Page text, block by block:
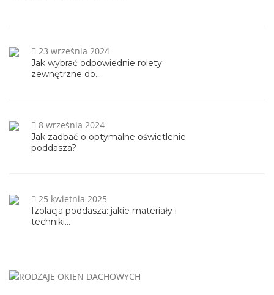
Jak wybrać odpowiednie rolety
zewnętrzne do...
23 września 2024
Jak zadbać o optymalne oświetlenie
poddasza?
8 września 2024
Izolacja poddasza: jakie materiały i
techniki...
25 kwietnia 2025